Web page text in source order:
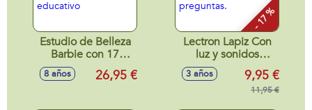
Estudio de Belleza
Barbie con 17
experimentos,
incluye libro
8 años 26,95 €
- 17 %
Lectron Lapiz Con
luz y sonidos
Prescolar 3-4 años.
120 laminas con
preguntas.
3 años 9,95 €
11,95 €